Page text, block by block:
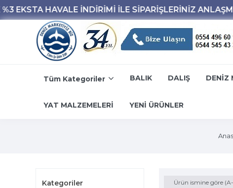
Tüm Kategoriler BALIK DALIŞ DENİZ
YAT MALZEMELERİ YENİ ÜRÜNLER
Kategoriler
Ürün ismine göre